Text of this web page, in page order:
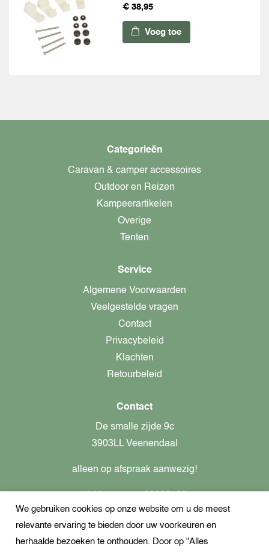
€ 38,95
Voeg toe
Categorieën
Caravan & camper accessoires
Outdoor en Reizen
Kampeerartikelen
Overige
Tenten
Service
Algemene Voorwaarden
Veelgestelde vragen
Contact
Privacybeleid
Klachten
Retourbeleid
Contact
De smalle zijde 9c
3903LL Veenendaal
alleen op afspraak aanwezig!
Btw-nummer: nl862437301B01
+31621944547
We gebruiken cookies op onze website om u de meest
relevante ervaring te bieden door uw voorkeuren en
herhaalde bezoeken te onthouden. Door op "Alles